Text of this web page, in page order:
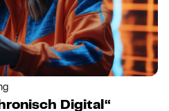
Digital“